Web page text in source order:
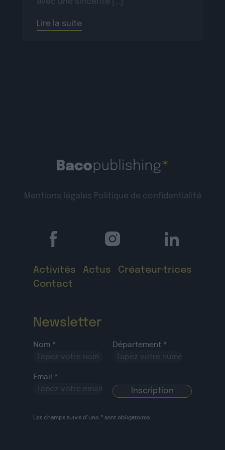
avec une sincérité […]
Lire la suite
Mentions légales Politique de confidentialité
Activités Actus
Créateur·trices
Contact
Newsletter
Nom * Département *
Email *
Les champs suivis d’une * sont obligatoires